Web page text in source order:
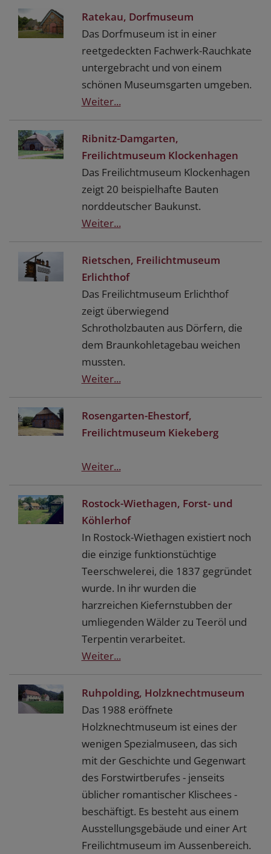
Ratekau, Dorfmuseum
Das Dorfmuseum ist in einer
reetgedeckten Fachwerk-Rauchkate
untergebracht und von einem
schönen Museumsgarten umgeben.
Weiter...
Ribnitz-Damgarten,
Freilichtmuseum Klockenhagen
Das Freilichtmuseum Klockenhagen
zeigt 20 beispielhafte Bauten
norddeutscher Baukunst.
Weiter...
Rietschen, Freilichtmuseum
Erlichthof
Das Freilichtmuseum Erlichthof
zeigt überwiegend
Schrotholzbauten aus Dörfern, die
dem Braunkohletagebau weichen
mussten.
Weiter...
Rosengarten-Ehestorf,
Freilichtmuseum Kiekeberg
Weiter...
Rostock-Wiethagen, Forst- und
Köhlerhof
In Rostock-Wiethagen existiert noch
die einzige funktionstüchtige
Teerschwelerei, die 1837 gegründet
wurde. In ihr wurden die
harzreichen Kiefernstubben der
umliegenden Wälder zu Teeröl und
Terpentin verarbeitet.
Weiter...
Ruhpolding, Holzknechtmuseum
Das 1988 eröffnete
Holzknechtmuseum ist eines der
wenigen Spezialmuseen, das sich
mit der Geschichte und Gegenwart
des Forstwirtberufes - jenseits
üblicher romantischer Klischees -
beschäftigt. Es besteht aus einem
Ausstellungsgebäude und einer Art
Freilichtmuseum im Aussenbereich.